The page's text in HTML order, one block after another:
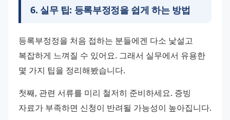
6. 실무 팁: 등록부정정을 쉽게 하는 방법
등록부정정을 처음 접하는 분들에겐 다소 낯설고
복잡하게 느껴질 수 있어요. 그래서 실무에서 유용한
몇 가지 팁을 정리해봤습니다.
첫째, 관련 서류를 미리 철저히 준비하세요. 증빙